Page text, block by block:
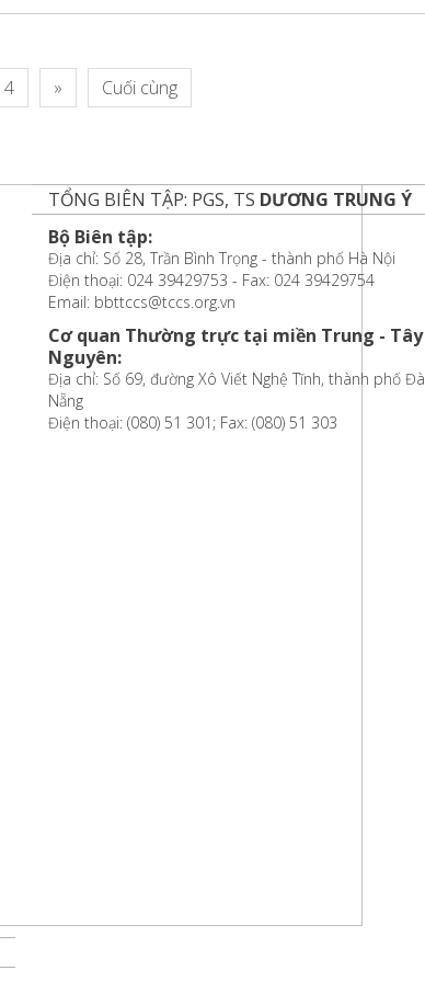
4 » Cuối cùng
TỔNG BIÊN TẬP: PGS, TS DƯƠNG TRUNG Ý
Bộ Biên tập:
Địa chỉ: Số 28, Trần Bình Trọng - thành phố Hà Nội
Điện thoại: 024 39429753 - Fax: 024 39429754
Email: bbttccs@tccs.org.vn
Cơ quan Thường trực tại miền Trung - Tây
Nguyên:
Địa chỉ: Số 69, đường Xô Viết Nghệ Tĩnh, thành phố Đà
Nẵng
Điện thoại: (080) 51 301; Fax: (080) 51 303